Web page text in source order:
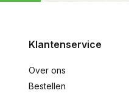
Klantenservice
Over ons
Bestellen